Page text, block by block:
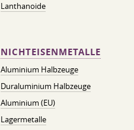
Lanthanoide
NICHTEISENMETALLE
Aluminium Halbzeuge
Duraluminium Halbzeuge
Aluminium (EU)
Lagermetalle